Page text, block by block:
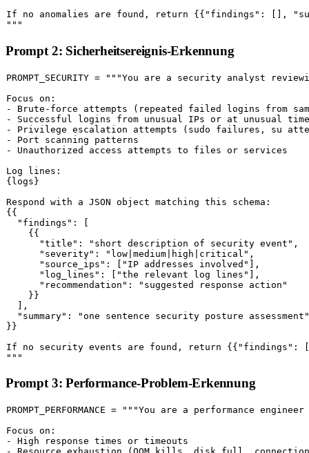
If no anomalies are found, return {{"findings": [],
"""
Prompt 2: Sicherheitsereignis-Erkennung
PROMPT_SECURITY =
"""You are a security analyst
Focus on:
- Brute-force attempts (repeated failed logins from
- Successful logins from unusual IPs or at unusual
- Privilege escalation attempts (sudo failures, su
- Port scanning patterns
- Unauthorized access attempts to files or services
Log lines:
{logs}
Respond with a JSON object matching this schema:
{{
  "findings": [
    {{
      "title": "short description of security event",
      "severity": "low|medium|high|critical",
      "source_ips": ["IP addresses involved"],
      "log_lines": ["the relevant log lines"],
      "recommendation": "suggested response action"
    }}
  ],
  "summary": "one sentence security posture assessment"
}}
If no security events are found, return {{"findings":
"""
Prompt 3: Performance-Problem-Erkennung
PROMPT_PERFORMANCE =
"""You are a performance
Focus on:
- High response times or timeouts